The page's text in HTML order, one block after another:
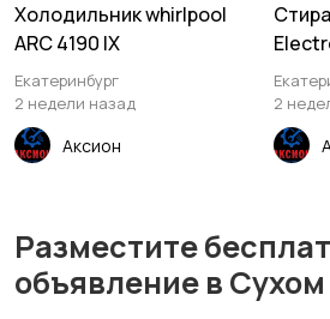
Холодильник whirlpool
ARC 4190 IX
Екатеринбург
2 недели назад
Аксион
2
Разместите
объявление в